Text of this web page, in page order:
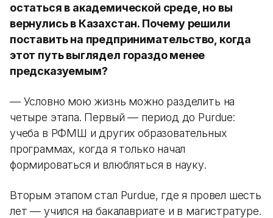
остаться в академической среде, но вы
вернулись в Казахстан. Почему решили
поставить на предпринимательство, когда
этот путь выглядел гораздо менее
предсказуемым?
— Условно мою жизнь можно разделить на
четыре этапа. Первый — период до Purdue:
учеба в РФМШ и других образовательных
программах, когда я только начал
формироваться и влюбляться в науку.
Вторым этапом стал Purdue, где я провел шесть
лет — учился на бакалавриате и в магистратуре.